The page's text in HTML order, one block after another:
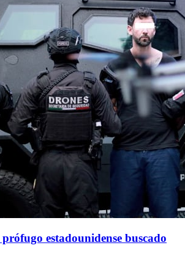
estadounidense buscado